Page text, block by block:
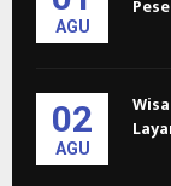
AGU
02
AGU